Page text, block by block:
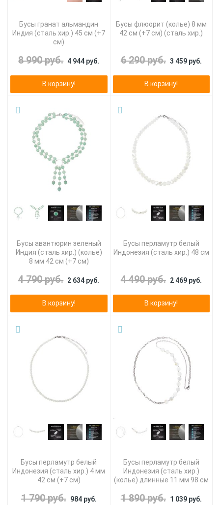
Бусы гранат альмандин
Индия (сталь хир.) 45 см (+7
см)
8 990 руб. 4 944 руб.
В корзину!
Бусы флюорит (колье) 8 мм
42 см (+7 см) (сталь хир.)
6 290 руб. 3 459 руб.
В корзину!
Бусы авантюрин зеленый
Индия (сталь хир.) (колье)
8 мм 42 см (+7 см)
4 790 руб. 2 634 руб.
В корзину!
Бусы перламутр белый
Индонезия (сталь хир.) 48 см
4 490 руб. 2 469 руб.
В корзину!
Бусы перламутр белый
Индонезия (сталь хир.) 4 мм
42 см (+7 см)
1 790 руб. 984 руб.
Бусы перламутр белый
Индонезия (сталь хир.)
(колье) длинные 11 мм 98 см
1 890 руб. 1 039 руб.